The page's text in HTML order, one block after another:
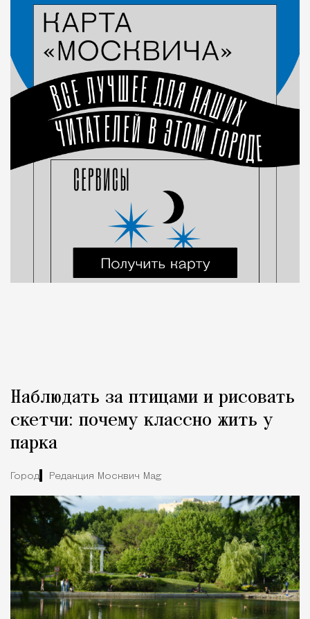
Город
Наблюдать за птицами и рисовать
скетчи: почему классно жить у
парка
Город Редакция Москвич Mag